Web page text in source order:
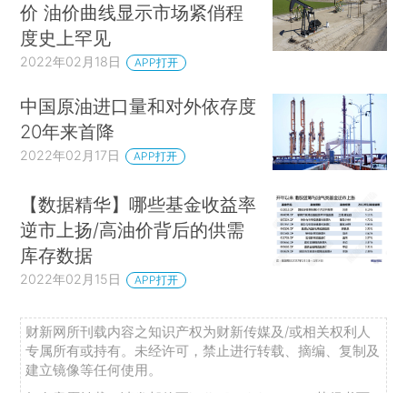
价 油价曲线显示市场紧俏程
度史上罕见
2022年02月18日 APP打开
中国原油进口量和对外依存度
20年来首降
2022年02月17日 APP打开
【数据精华】哪些基金收益率
逆市上扬/高油价背后的供需
库存数据
2022年02月15日 APP打开
财新网所刊载内容之知识产权为财新传媒及/或相关权利人
专属所有或持有。未经许可，禁止进行转载、摘编、复制及
建立镜像等任何使用。